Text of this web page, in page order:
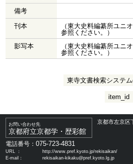
備考
刊本
（東大史料編纂所ユニ
参照ください。）
影写本
（東大史料編纂所ユニ
参照ください。）
東寺文書検索システ
item_id
お問い合わせ先
京都府立京都学・歴彩館
京都市左京区
電話番号：075-723-4831
URL ：
http://www.pref.kyoto.jp/rekisaikan/
E-mail：
rekisaikan-kikaku@pref.kyoto.lg.jp